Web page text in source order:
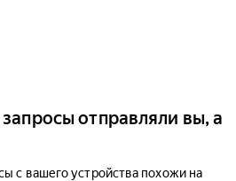
отправляли вы, а
с вашего устройства похожи на